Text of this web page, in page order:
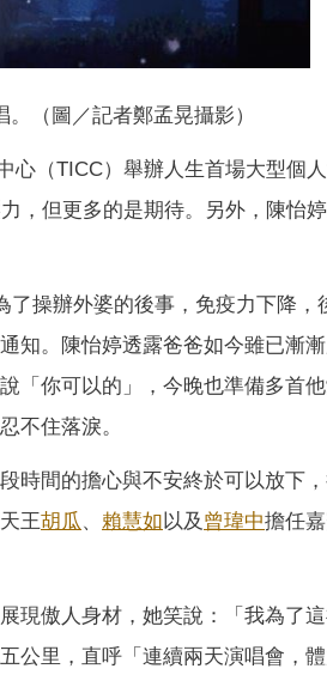
。（圖／記者鄭孟晃攝影）
心（TICC）舉辦人生首場大型個
，但更多的是期待。另外，陳怡
操辦外婆的後事，免疫力下降，
通知。陳怡婷透露爸爸如今雖已漸漸
「你可以的」，今晚也準備多首
不住落淚。
時間的擔心與不安終於可以放下
王胡瓜 、 賴慧如 以及 曾瑋中擔任
現傲人身材，她笑說：「我為了這
公里，直呼「連續兩天演唱會，